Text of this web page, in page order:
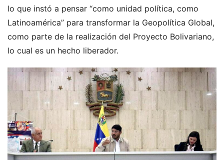
lo que instó a pensar “como unidad política, como
Latinoamérica” para transformar la Geopolítica Global,
como parte de la realización del Proyecto Bolivariano,
lo cual es un hecho liberador.